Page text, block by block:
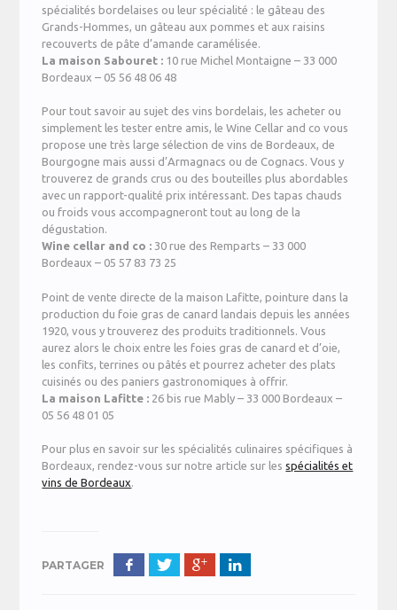
spécialités bordelaises ou leur spécialité : le gâteau des
Grands-Hommes, un gâteau aux pommes et aux raisins
recouverts de pâte d’amande caramélisée.
La maison Sabouret : 10 rue Michel Montaigne – 33 000
Bordeaux – 05 56 48 06 48
Pour tout savoir au sujet des vins bordelais, les acheter ou
simplement les tester entre amis, le Wine Cellar and co vous
propose une très large sélection de vins de Bordeaux, de
Bourgogne mais aussi d’Armagnacs ou de Cognacs. Vous y
trouverez de grands crus ou des bouteilles plus abordables
avec un rapport-qualité prix intéressant. Des tapas chauds
ou froids vous accompagneront tout au long de la
dégustation.
Wine cellar and co : 30 rue des Remparts – 33 000
Bordeaux – 05 57 83 73 25
Point de vente directe de la maison Lafitte, pointure dans la
production du foie gras de canard landais depuis les années
1920, vous y trouverez des produits traditionnels. Vous
aurez alors le choix entre les foies gras de canard et d’oie,
les confits, terrines ou pâtés et pourrez acheter des plats
cuisinés ou des paniers gastronomiques à offrir.
La maison Lafitte : 26 bis rue Mably – 33 000 Bordeaux –
05 56 48 01 05
Pour plus en savoir sur les spécialités culinaires spécifiques à
Bordeaux, rendez-vous sur notre article sur lesspécialités et
vins de Bordeaux.
PARTAGER